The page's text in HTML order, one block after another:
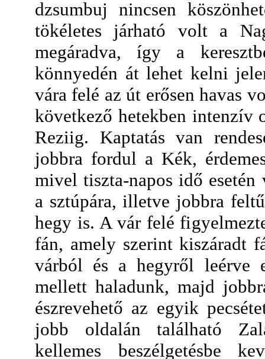
dzsumbuj nincsen
tökéletes járható volt a
megáradva, így a
könnyedén át lehet kelni
vára felé az út erősen havas
következő hetekben intenzív
Reziig. Kaptatás van
jobbra fordul a Kék,
mivel tiszta-napos idő esetén
a sztúpára, illetve jobbra
hegy is. A vár felé
fán, amely szerint kiszáradt
várból és a hegyről leérve
mellett haladunk, majd
észrevehető az egyik
jobb oldalán található
kellemes beszélgetésbe